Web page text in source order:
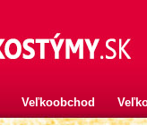
Veľkoobchod